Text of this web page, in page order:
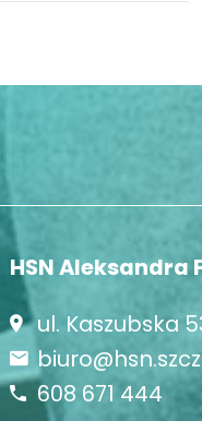
HSN Aleksandra
ul. Kaszubska
608 671 444